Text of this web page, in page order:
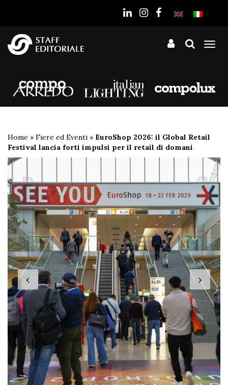
Home » Fiere ed Eventi » EuroShop 2026: il Global Retail
Festival lancia forti impulsi per il retail di domani
‹ ›